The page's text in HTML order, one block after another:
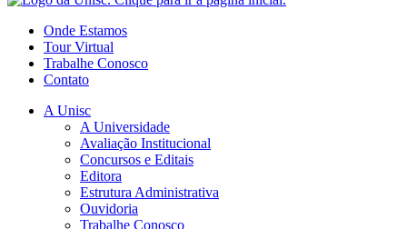
Onde Estamos
Tour Virtual
Trabalhe Conosco
Contato
A Unisc
A Universidade
Avaliação Institucional
Concursos e Editais
Editora
Estrutura Administrativa
Ouvidoria
Trabalhe Conosco